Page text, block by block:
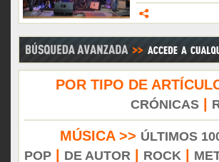
POR TIPO DE
CRÓNICAS|
MÚSICA >> ÚLTIMOS
POP| DE AUTOR ROCK